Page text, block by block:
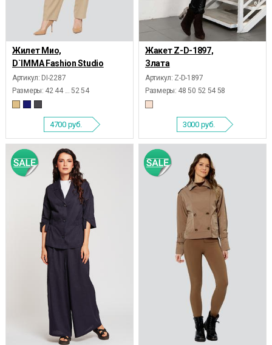
Жилет Мио,
D`IMMA Fashion Studio
Артикул: DI-2287
Размеры: 42 44 ... 52 54
4700 руб.
Жакет Z-D-1897,
Злата
Артикул: Z-D-1897
Размеры: 48 50 52 54 58
3000 руб.